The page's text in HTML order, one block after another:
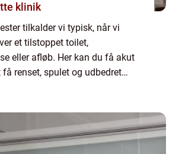
klinik
tilkalder vi typisk, når vi
et tilstoppet toilet,
eller afløb. Her kan du få akut
renset, spulet og udbedret